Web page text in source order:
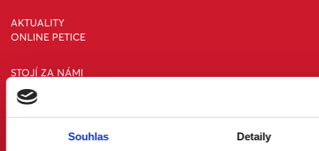
Souhlas Detaily
AKTUALITY
ONLINE PETICE
STOJÍ ZA NÁMI
FÉR MĚSTA A OBCE
FÉR FIRMY
FÉR ORGANIZACE
FÉR OSOBNOSTI